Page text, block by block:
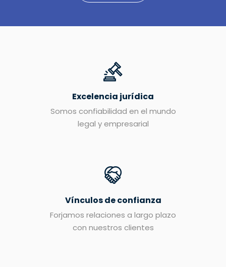
Excelencia jurídica
Somos confiabilidad en el mundo
legal y empresarial
Vínculos de confianza
Forjamos relaciones a largo plazo
con nuestros clientes